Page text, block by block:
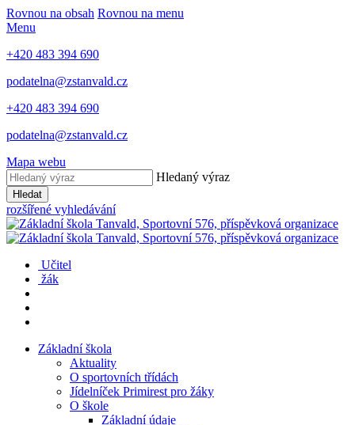
Rovnou na obsah Rovnou na menu
Menu
+420 483 394 690
podatelna@zstanvald.cz
+420 483 394 690
podatelna@zstanvald.cz
Mapa webu
Hledaný výraz
Hledat
rozšířené vyhledávání
Učitel
žák
Základní škola
Aktuality
O sportovních třídách
Jídelníček Primirest pro žáky
O škole
Základní údaje